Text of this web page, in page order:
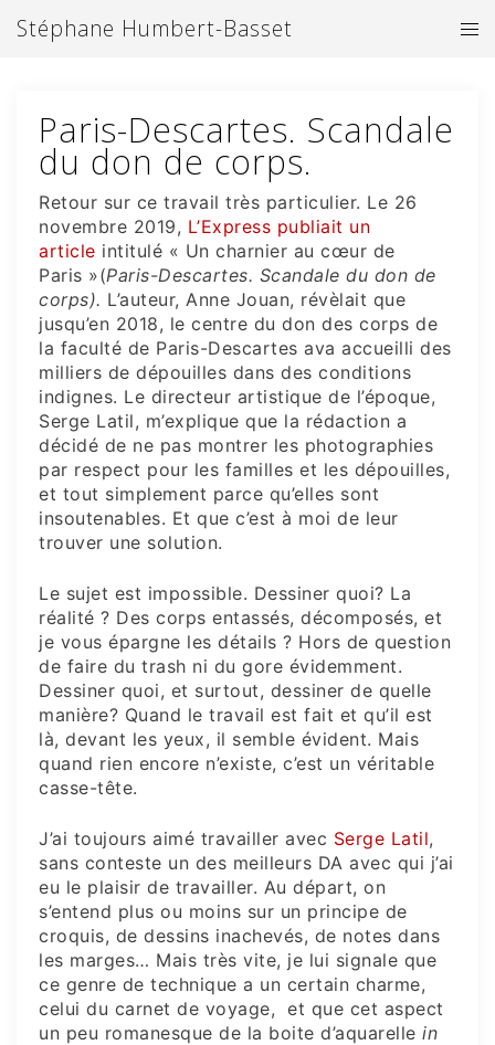
auStéphane Humbert-Basset
Paris-Descartes. Scandale
du don de corps.
Retour sur ce travail très particulier. Le 26
novembre 2019, L’Express publiait un
article intitulé « Un charnier au cœur de
Paris »(Paris-Descartes. Scandale du don de
corps). L’auteur, Anne Jouan, révèlait que
jusqu’en 2018, le centre du don des corps de
la faculté de Paris-Descartes ava accueilli des
milliers de dépouilles dans des conditions
indignes. Le directeur artistique de l’époque,
Serge Latil, m’explique que la rédaction a
décidé de ne pas montrer les photographies
par respect pour les familles et les dépouilles,
et tout simplement parce qu’elles sont
insoutenables. Et que c’est à moi de leur
trouver une solution.
Le sujet est impossible. Dessiner quoi? La
réalité ? Des corps entassés, décomposés, et
je vous épargne les détails ? Hors de question
de faire du trash ni du gore évidemment.
Dessiner quoi, et surtout, dessiner de quelle
manière? Quand le travail est fait et qu’il est
là, devant les yeux, il semble évident. Mais
quand rien encore n’existe, c’est un véritable
casse-tête.
J’ai toujours aimé travailler avec Serge Latil,
sans conteste un des meilleurs DA avec qui j’ai
eu le plaisir de travailler. Au départ, on
s’entend plus ou moins sur un principe de
croquis, de dessins inachevés, de notes dans
les marges… Mais très vite, je lui signale que
ce genre de technique a un certain charme,
celui du carnet de voyage, et que cet aspect
un peu romanesque de la boite d’aquarelle in